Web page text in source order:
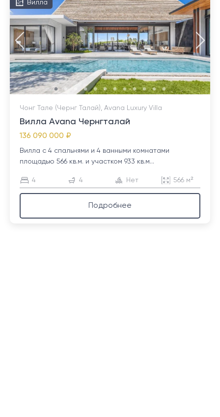
Вилла
Чонг Тале (Чернг Талай), Avana Luxury Villa
Вилла Avana Чернгталай
136 090 000 ₽
Вилла с 4 спальнями и 4 ванными комнатами
площадью 566 кв.м. и участком 933 кв.м...
4 4 Нет 566 м²
Подробнее